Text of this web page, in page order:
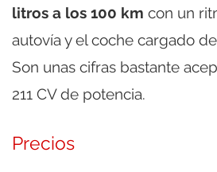
litros a los 100 km con un
autovía y el coche cargado
Son unas cifras bastante
211 CV de potencia.
Precios